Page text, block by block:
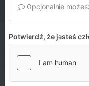
Opcjonalnie
Potwierdź, że jesteś